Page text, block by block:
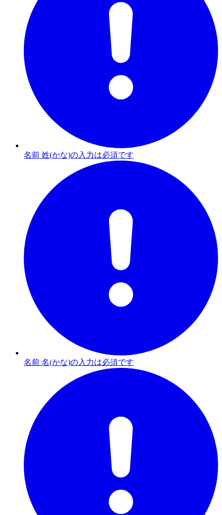
名前 姓(かな)の入力は必須です
名前 名(かな)の入力は必須です